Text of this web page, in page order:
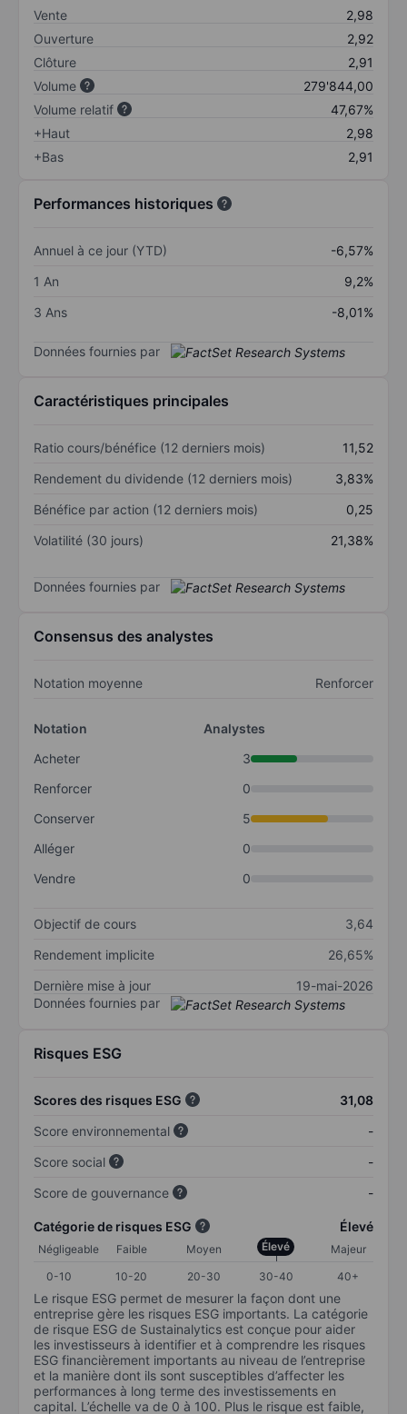
Vente
2,98
Ouverture
2,92
Clôture
2,91
Volume
279'844,00
Volume relatif
47,67%
+Haut
2,98
+Bas
2,91
Performances historiques
Annuel à ce jour (YTD)
-6,57%
1 An
9,2%
3 Ans
-8,01%
Données fournies par
Caractéristiques principales
Ratio cours/bénéfice (12 derniers mois)
11,52
Rendement du dividende (12 derniers mois)
3,83%
Bénéfice par action (12 derniers mois)
0,25
Volatilité (30 jours)
21,38%
Données fournies par
Consensus des analystes
Notation moyenne Renforcer
Notation
Analystes
Acheter
3
Renforcer
0
Conserver
5
Alléger
0
Vendre
0
Objectif de cours
3,64
Rendement implicite
26,65%
Dernière mise à jour
19-mai-2026
Données fournies par
Risques ESG
Scores des risques ESG
31,08
Score environnemental
-
Score social
-
Score de gouvernance
-
Catégorie de risques ESG Élevé
Négligeable Faible Moyen Élevé
Majeur
0-10
10-20 20-30 30-40 40+
Le risque ESG permet de mesurer la façon dont une
entreprise gère les risques ESG importants. La catégorie
de risque ESG de Sustainalytics est conçue pour aider
les investisseurs à identifier et à comprendre les risques
ESG financièrement importants au niveau de l’entreprise
et la manière dont ils sont susceptibles d’affecter les
performances à long terme des investissements en
capital. L’échelle va de 0 à 100. Plus le risque est faible,